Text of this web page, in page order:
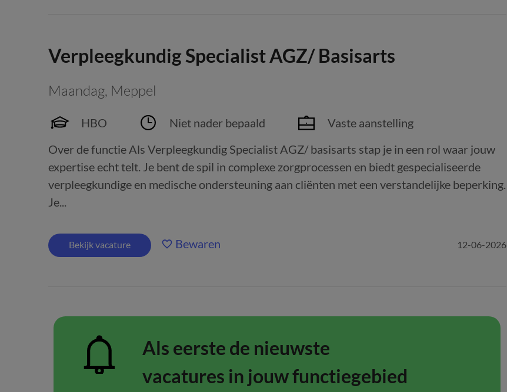
Verpleegkundig Specialist AGZ/ Basisarts
Maandag, Meppel
HBO Niet nader bepaald
Vaste aanstelling
Over de functie Als Verpleegkundig Specialist AGZ/ basisarts stap je in een rol waar jouw
expertise echt telt. Je bent de spil in complexe zorgprocessen en biedt gespecialiseerde
verpleegkundige en medische ondersteuning aan cliënten met een verstandelijke beperking.
Je...
Bekijk vacature Bewaren 12-06-2026
Als eerste de nieuwste
vacatures in jouw functiegebied